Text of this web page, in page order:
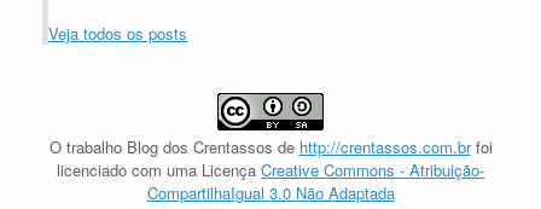
Veja todos os posts
O trabalho Blog dos Crentassos de http://crentassos.com.brfoi
licenciado com uma Licença Creative Commons - Atribuição-
CompartilhaIgual 3.0 Não Adaptada